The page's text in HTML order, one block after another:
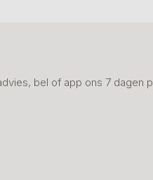
bel of app ons 7 dagen